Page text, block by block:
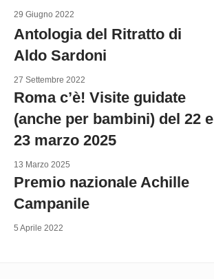
29 Giugno 2022
Antologia del Ritratto di
Aldo Sardoni
27 Settembre 2022
Roma c’è! Visite guidate
(anche per bambini) del 22 e
23 marzo 2025
13 Marzo 2025
Premio nazionale Achille
Campanile
5 Aprile 2022